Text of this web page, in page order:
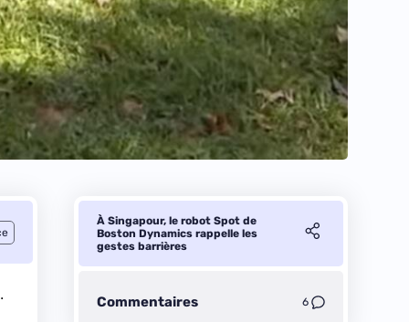
À Singapour, le robot Spot de
Boston Dynamics rappelle les
gestes barrières
Commentaires 6